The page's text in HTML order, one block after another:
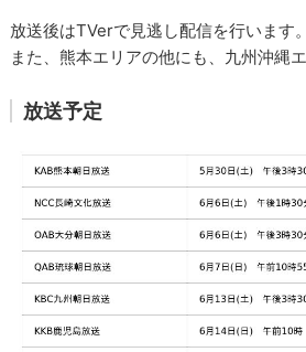
放送後はTVerで見逃し配信を行います。
また、熊本エリアの他にも、九州沖縄
放送予定